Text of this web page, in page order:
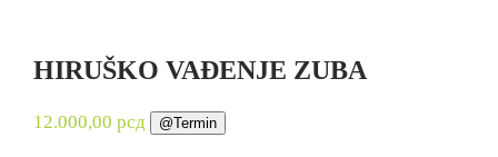
HIRUŠKO VAĐENJE ZUBA
12.000,00 рсд @Termin